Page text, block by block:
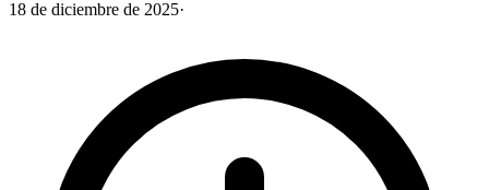
18 de diciembre de 2025·